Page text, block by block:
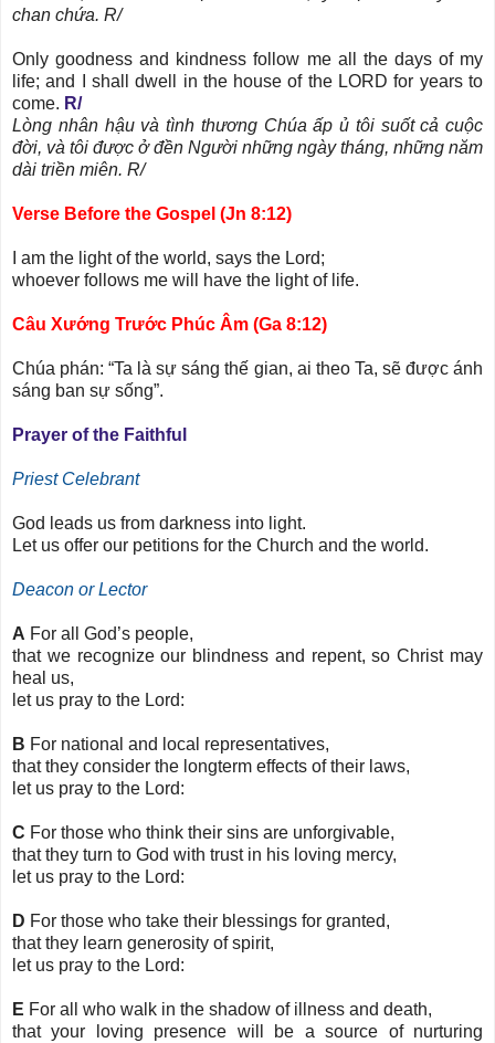
chan chứa. R/
Only goodness and kindness follow me all the days of my
life; and I shall dwell in the house of the LORDfor years to
come. R/
Lòng nhân hậu và tình thương Chúa ấp ủ tôi suốt cả cuộc
đời, và tôi được ở đền Người những ngày tháng, những năm
dài triền miên. R/
Verse Before the Gospel (Jn 8:12)
I am the light of the world, says the Lord;
whoever follows me will have the light of life.
Câu Xướng Trước Phúc Âm (Ga 8:12)
Chúa phán: “Ta là sự sáng thế gian, ai theo Ta, sẽ được ánh
sáng ban sự sống”.
Prayer of the Faithful
Priest Celebrant
God leads us from darkness into light.
Let us offer our petitions for the Church and the world.
Deacon or Lector
A For all God’s people,
that we recognize our blindness and repent, so Christ may
heal us,
let us pray to the Lord:
B For national and local representatives,
that they consider the longterm effects of their laws,
let us pray to the Lord:
C For those who think their sins are unforgivable,
that they turn to God with trust in his loving mercy,
let us pray to the Lord:
D For those who take their blessings for granted,
that they learn generosity of spirit,
let us pray to the Lord:
E For all who walk in the shadow of illness and death,
that your loving presence will be a source of nurturing